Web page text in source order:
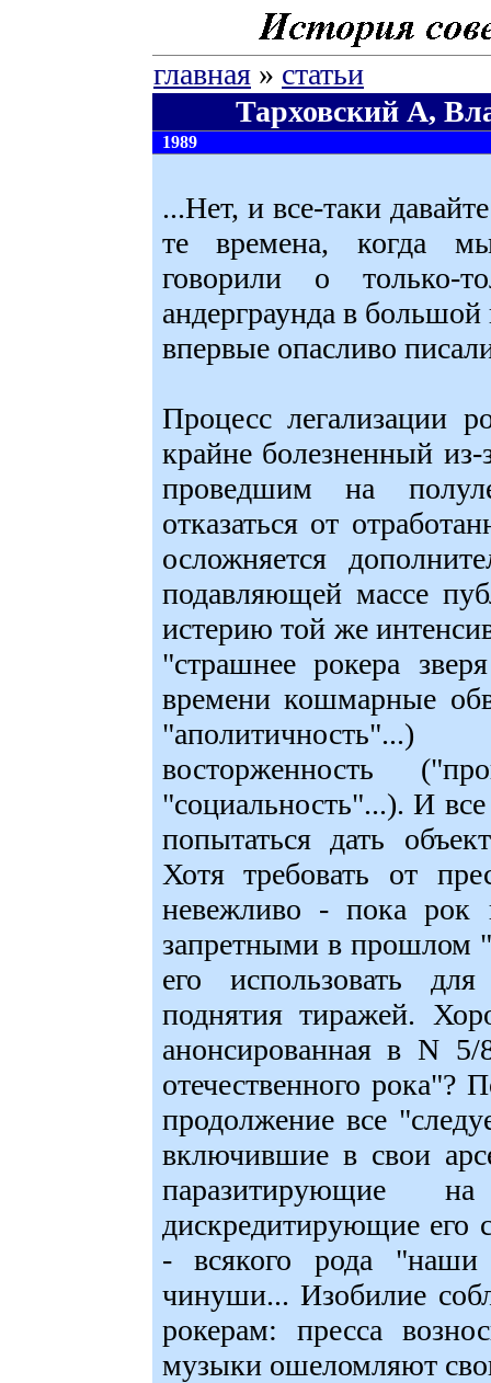
главная » статьи
Тарховский А,
1989
...Нет, и все-таки
те времена, когда
говорили о только-
андерграунда в
впервые опасливо
Процесс легализации
крайне болезненный
проведшим на
отказаться от
осложняется
подавляющей массе
истерию той же
"страшнее рокера
времени кошмарные
восторженность
"социальность"...). И
попытаться дать
Хотя требовать от
невежливо - пока рок
запретными в прошлом
его использовать
поднятия тиражей.
анонсированная в N
отечественного рока"?
продолжение все
включившие в свои
паразитирующие
дискредитирующие его
- всякого рода "наши
чинуши... Изобилие
рокерам: пресса
музыки ошеломляют